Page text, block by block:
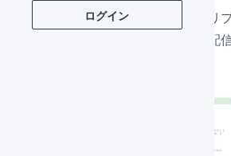
ログイン
このたびメール配信のサブスクリ
し、サブスクリプションごとに配